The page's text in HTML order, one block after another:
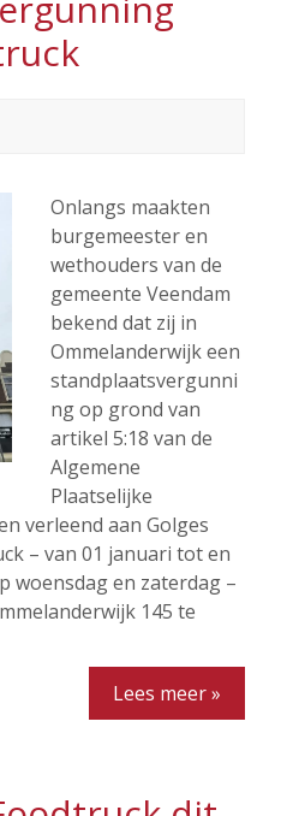
Onlangs maakten
burgemeester en
wethouders van de
gemeente Veendam
bekend dat zij in
Ommelanderwijk een
standplaatsvergunni
ng op grond van
artikel 5:18 van de
Algemene
Plaatselijke
verleend aan Golges
– van 01 januari tot en
woensdag en zaterdag –
145 te
Lees meer »